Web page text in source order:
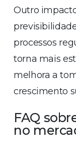
Outro
processos
torna mais
melhora a
crescimento
FAQ
no